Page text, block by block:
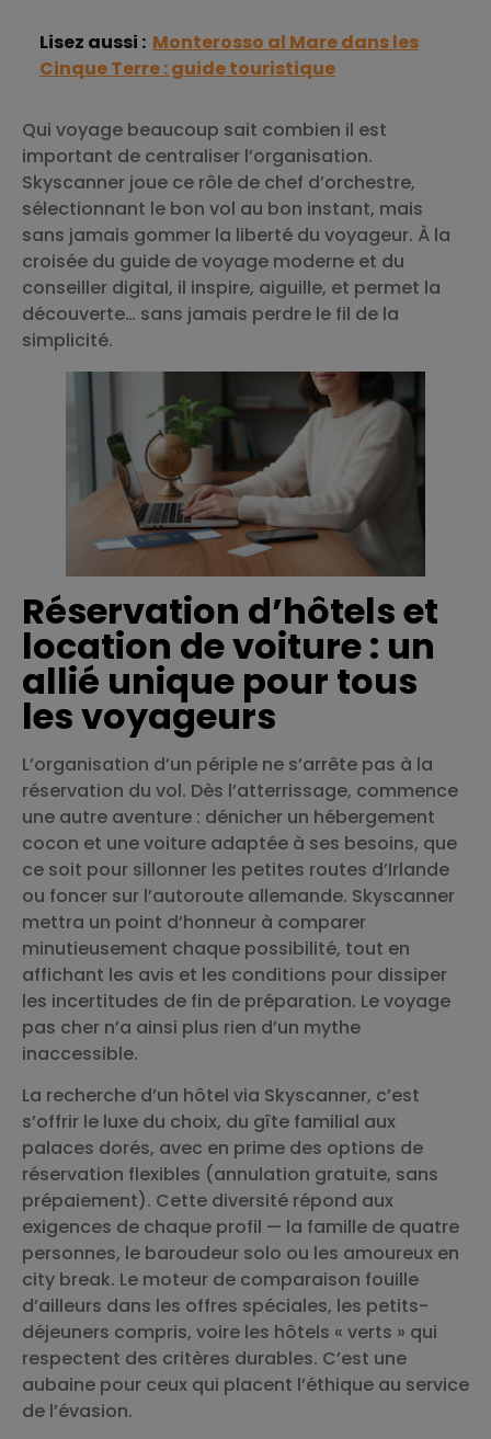
Lisez aussi : Monterosso al Mare dans les
Cinque Terre : guide touristique
Qui voyage beaucoup sait combien il est
important de centraliser l’organisation.
Skyscanner joue ce rôle de chef d’orchestre,
sélectionnant le bon vol au bon instant, mais
sans jamais gommer la liberté du voyageur. À la
croisée du guide de voyage moderne et du
conseiller digital, il inspire, aiguille, et permet la
découverte… sans jamais perdre le fil de la
simplicité.
Réservation d’hôtels et
location de voiture : un
allié unique pour tous
les voyageurs
L’organisation d’un périple ne s’arrête pas à la
réservation du vol. Dès l’atterrissage, commence
une autre aventure : dénicher un hébergement
cocon et une voiture adaptée à ses besoins, que
ce soit pour sillonner les petites routes d’Irlande
ou foncer sur l’autoroute allemande. Skyscanner
mettra un point d’honneur à comparer
minutieusement chaque possibilité, tout en
affichant les avis et les conditions pour dissiper
les incertitudes de fin de préparation. Le voyage
pas cher n’a ainsi plus rien d’un mythe
inaccessible.
La recherche d’un hôtel via Skyscanner, c’est
s’offrir le luxe du choix, du gîte familial aux
palaces dorés, avec en prime des options de
réservation flexibles (annulation gratuite, sans
prépaiement). Cette diversité répond aux
exigences de chaque profil — la famille de quatre
personnes, le baroudeur solo ou les amoureux en
city break. Le moteur de comparaison fouille
d’ailleurs dans les offres spéciales, les petits-
déjeuners compris, voire les hôtels « verts » qui
respectent des critères durables. C’est une
aubaine pour ceux qui placent l’éthique au service
de l’évasion.